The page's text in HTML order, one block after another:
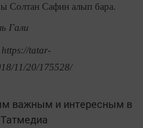
Солтан Сафин алып бара.
Гали
tatar-
11/20/175528/
важным и интересным в
Татмедиа